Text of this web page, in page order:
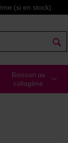
(si en stock).
Boisson au
collagène